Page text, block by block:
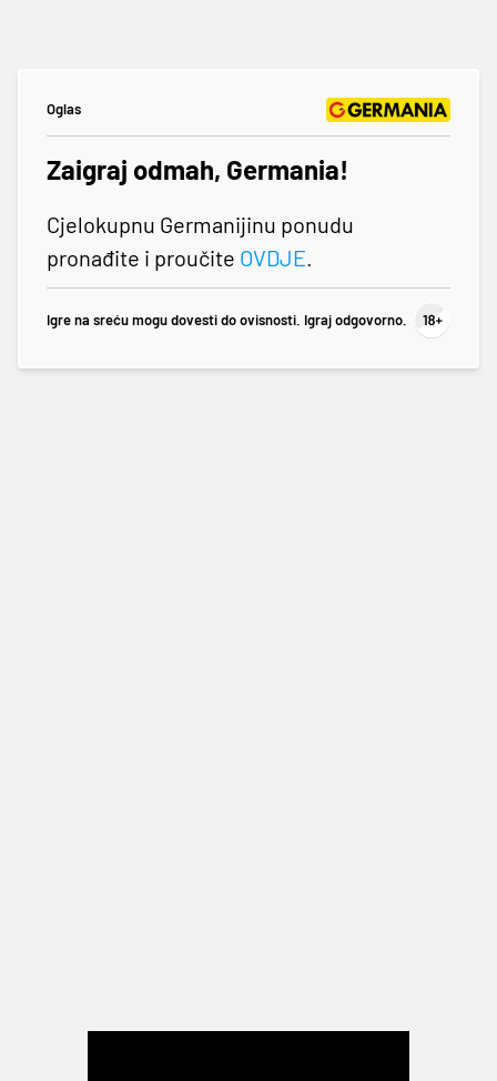
Oglas
Zaigraj odmah, Germania!
Cjelokupnu Germanijinu ponudu
pronađite i proučite OVDJE.
Igre na sreću mogu dovesti do ovisnosti. Igraj odgovorno.